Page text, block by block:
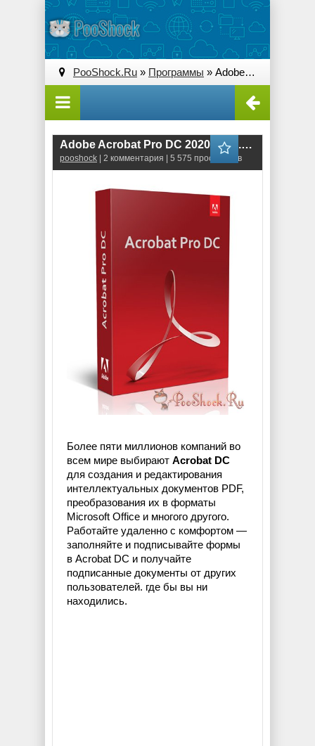
PooShock.Ru » Программы » Adobe Acrobat Pro DC 2020 (20.6.20034)
Adobe Acrobat Pro DC 2020 (20.6.20034)
pooshock | 2 комментария | 5 575 просмотров
Более пяти миллионов компаний во
всем мире выбирают Acrobat DC
для создания и редактирования
интеллектуальных документов PDF,
преобразования их в форматы
Microsoft Office и многого другого.
Работайте удаленно с комфортом —
заполняйте и подписывайте формы
в Acrobat DC и получайте
подписанные документы от других
пользователей. где бы вы ни
находились.